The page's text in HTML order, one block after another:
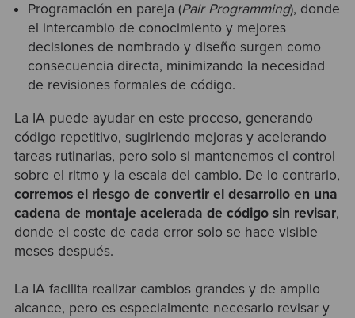
Programación en pareja (Pair Programming), donde
el intercambio de conocimiento y mejores
decisiones de nombrado y diseño surgen como
consecuencia directa, minimizando la necesidad
de revisiones formales de código.
La IA puede ayudar en este proceso, generando
código repetitivo, sugiriendo mejoras y acelerando
tareas rutinarias, pero solo si mantenemos el control
sobre el ritmo y la escala del cambio. De lo contrario,
corremos el riesgo de convertir el desarrollo en una
cadena de montaje acelerada de código sin revisar,
donde el coste de cada error solo se hace visible
meses después.
La IA facilita realizar cambios grandes y de amplio
alcance, pero es especialmente necesario revisar y